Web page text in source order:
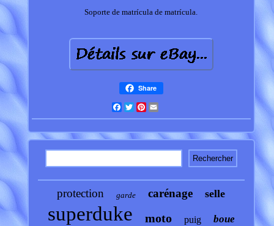
Soporte de matrícula de matrícula.
Share
Facebook
TwitterPinterest
protection garde carénage selle
superduke moto puig boue